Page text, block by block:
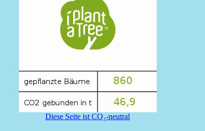
Diese Seite ist CO₂-neutral